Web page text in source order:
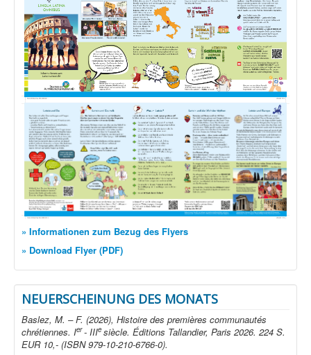
» Informationen zum Bezug des Flyers
» Download Flyer (PDF)
NEUERSCHEINUNG DES MONATS
Baslez, M. – F. (2026), Histoire des premières communautés
chrétiennes. Ier- IIIe siècle. Éditions Tallandier, Paris 2026. 224 S.
EUR 10,- (ISBN 979-10-210-6766-0).